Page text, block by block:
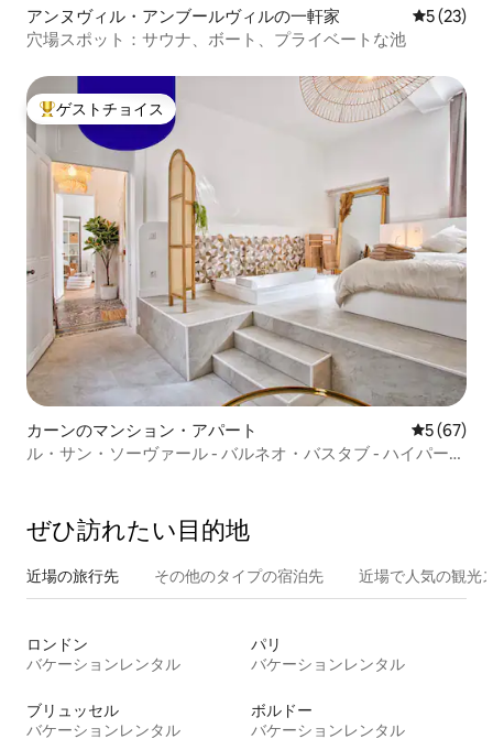
アンヌヴィル・アンブールヴィルの一軒家 レビュー
5 (23)
穴場スポット：サウナ、ボート、プライベートな池
大好評のゲストチョイスです。
ゲストチョイス
カーンのマンション・アパート レビュー
5 (67)
ル・サン・ソーヴァール - バルネオ・バスタブ - ハイパーセ
ぜひ訪⁠れ⁠た⁠い目⁠的⁠地
近場の旅行先 その他のタ⁠イ⁠プ⁠の宿⁠泊⁠先 近場で人気の観光
ロンドン
バケーションレンタル
パリ
バケーションレンタル
ブリュッセル
バケーションレンタル
ボルドー
バケーションレンタル